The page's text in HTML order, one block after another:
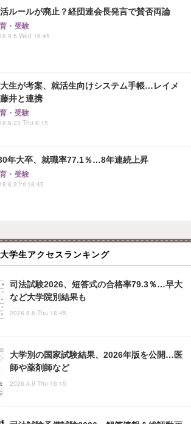
ルールが廃止？経団連会長発言で賛否両論
・受験
Wed 16:45
生が考案、就活生向けシステム手帳…レイメ
井と連携
・受験
Thu 9:15
年大卒、就職率77.1％…8年連続上昇
・受験
Fri 18:45
大学生アクセスランキング
司法試験2026、短答式の合格率79.3％…早大
など大学院別結果も
2026.8.6 Thu 18:45
大学別の国家試験結果、2026年版を公開…医
師や薬剤師など
2026.4.9 Thu 16:15